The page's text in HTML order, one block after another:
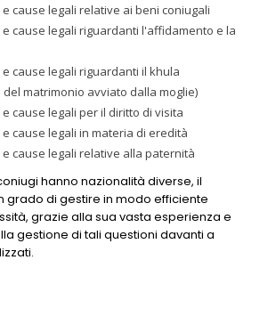
cause legali relative ai beni coniugali
cause legali riguardanti l'affidamento e la
cause legali riguardanti il khula
del matrimonio avviato dalla moglie)
cause legali per il diritto di visita
cause legali in materia di eredità
cause legali relative alla paternità
hanno nazionalità diverse, il
grado di gestire in modo efficiente
grazie alla sua vasta esperienza e
gestione di tali questioni davanti a